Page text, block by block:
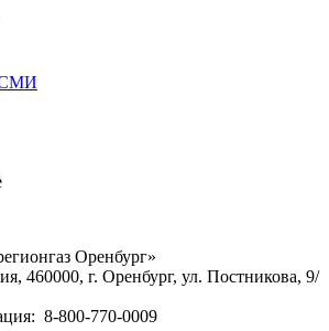
СМИ
Оренбург»
460000, г. Оренбург, ул. Постникова, 9/
8-800-770-0009